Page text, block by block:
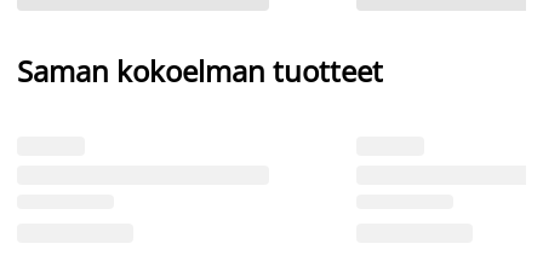
Saman kokoelman tuotteet